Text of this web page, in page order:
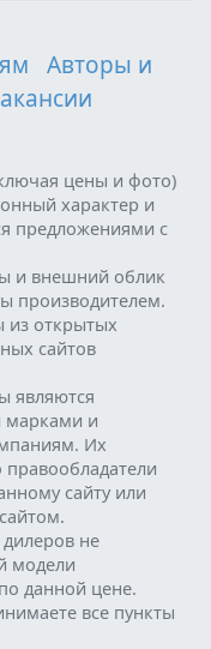
Авторы и
цены и фото)
характер и
предложениями с
и внешний облик
производителем.
из открытых
сайтов
являются
марками и
Их
правообладатели
сайту или
не
модели
данной цене.
все пункты